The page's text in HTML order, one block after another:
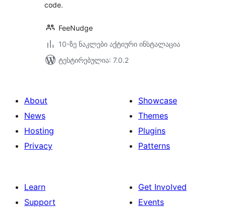
code.
FeeNudge
10-ზე ნაკლები აქტიური ინსტალაცია
ტესტირებულია: 7.0.2
About
News
Hosting
Privacy
Showcase
Themes
Plugins
Patterns
Learn
Support
Get Involved
Events